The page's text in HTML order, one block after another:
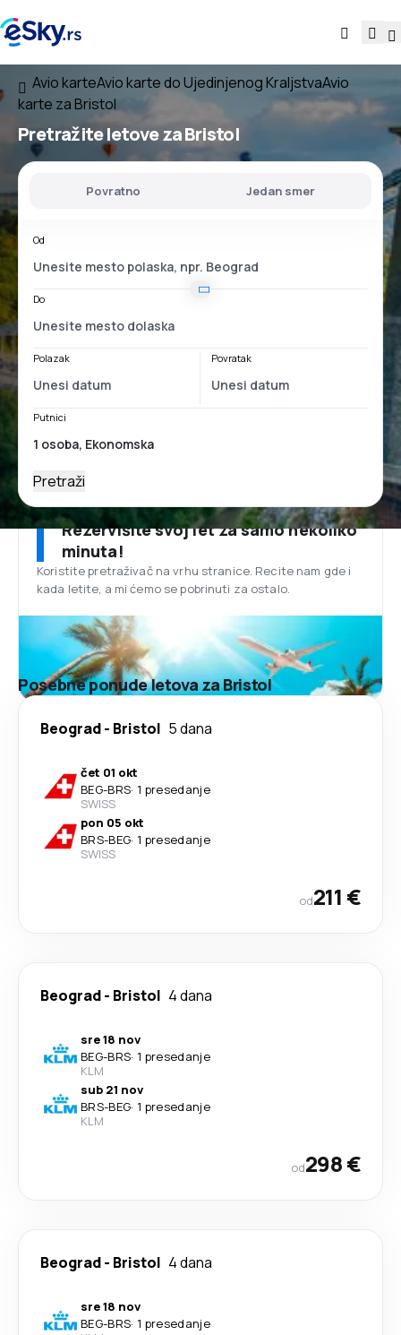
Avio karteAvio karte do Ujedinjenog KraljstvaAvio
karte za Bristol
Pretražite letove za Bristol
Povratno Jedan smer
Od
Do
Polazak Povratak
Putnici
Pretraži
Rezervišite svoj let za samo nekoliko
minuta!
Koristite pretraživač na vrhu stranice. Recite nam gde i
kada letite, a mi ćemo se pobrinuti za ostalo.
Posebne ponude letova za Bristol
Beograd- Bristol 5 dana
čet 01 okt
BEG-BRS· 1 presedanje
SWISS
pon 05 okt
BRS-BEG· 1 presedanje
SWISS
od211 €
Beograd- Bristol 4 dana
sre 18 nov
BEG-BRS· 1 presedanje
KLM
sub 21 nov
BRS-BEG· 1 presedanje
KLM
od298 €
Beograd- Bristol 4 dana
sre 18 nov
BEG-BRS· 1 presedanje